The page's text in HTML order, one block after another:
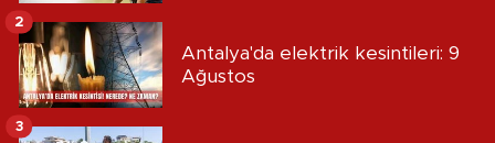
Antalya'da elektrik kesintileri: 9
Ağustos
2
3